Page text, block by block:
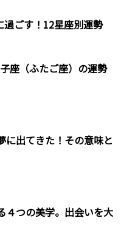
ごす！12星座別運勢
座（ふたご座）の運勢
出てきた！その意味と
４つの美学。出会いを大